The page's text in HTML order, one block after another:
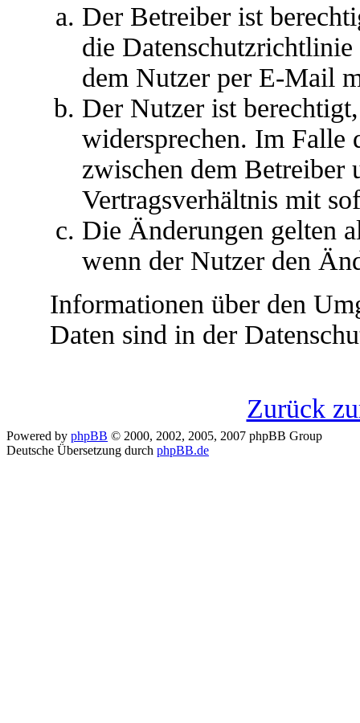
Der Betreiber ist
die
dem Nutzer per E-Mail
Der Nutzer ist
widersprechen. Im Falle
zwischen dem Betreiber
Vertragsverhältnis mit
Die Änderungen gelten
wenn der Nutzer den
Informationen über den
Daten sind in der
Zurück
Powered by phpBB © 2000, 2002, 2005, 2007 phpBB Group
Deutsche Übersetzung durch phpBB.de